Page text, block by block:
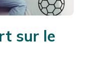
sur le